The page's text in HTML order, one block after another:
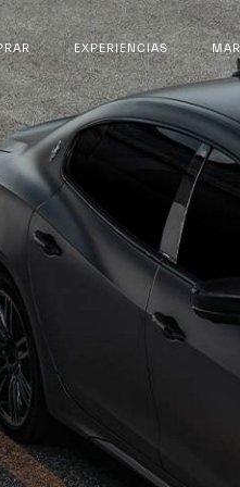
EXPERIENCIAS